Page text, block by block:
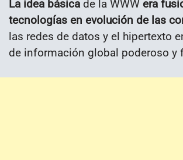
La idea básica de la WWW era
tecnologías en evolución de las
las redes de datos y el hipertexto
de información global poderoso y